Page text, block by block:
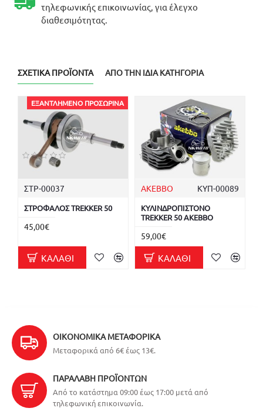
τηλεφωνικής επικοινωνίας, για έλεγχο
διαθεσιμότητας.
ΣΧΕΤΙΚΆ ΠΡΟΪΌΝΤΑ ΑΠΌ ΤΗΝ ΊΔΙΑ ΚΑΤΗΓΟΡΊΑ
ΕΞΑΝΤΛΗΜΈΝΟ ΠΡΟΣΩΡΙΝΆ
ΣΤΡ-00037
ΣΤΡΟΦΑΛΟΣ TREKKER 50
45,00€
ΚΑΛΆΘΙ
AKEBBO ΚΥΠ-00089
ΚΥΛΙΝΔΡΟΠΙΣΤΟΝΟ
TREKKER 50 AKEBBO
59,00€
ΚΑΛΆΘΙ
ΟΙΚΟΝΟΜΙΚΆ ΜΕΤΑΦΟΡΙΚΆ
Μεταφορικά από 6€ έως 13€.
ΠΑΡΑΛΑΒΉ ΠΡΟΪΌΝΤΩΝ
Από το κατάστημα 09:00 έως 17:00 μετά από
τηλεφωνική επικοινωνία.